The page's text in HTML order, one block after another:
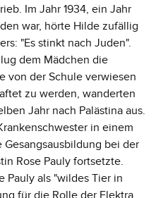
Im Jahr 1934, ein Jahr
war, hörte Hilde zufällig
"Es stinkt nach Juden".
dem Mädchen die
von der Schule verwiesen
zu werden, wanderten
Jahr nach Palästina aus.
in einem
bei der
Rose Pauly fortsetzte.
Pauly als "wildes Tier in
für die Rolle der Elektra,